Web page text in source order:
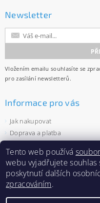
Newsletter
Vložením emailu souhlasíte se
pro zasílání newsletterů.
Informace pro vás
Jak nakupovat
Doprava a platba
Ochrana osobních údajů
Velkoobchod
Zásady používání souborů
Tento web používá
webu vyjadřujete
poskytnutí dalších
zpracováním.